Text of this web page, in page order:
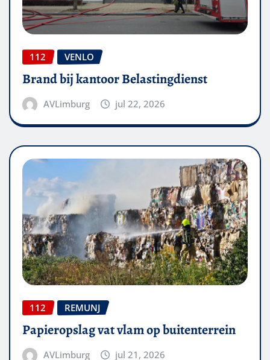
112 VENLO
Brand bij kantoor Belastingdienst
AVLimburg jul 22, 2026
112 REMUNJ
Papieropslag vat vlam op buitenterrein
AVLimburg jul 21, 2026